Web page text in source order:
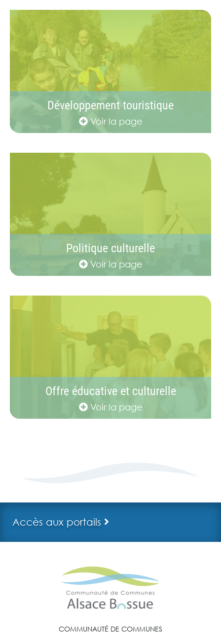
Développement touristique
Voir la page
Politique culturelle
Voir la page
Offre éducative et culturelle
Voir la page
Accès aux portails
COMMUNAUTÉ DE COMMUNES